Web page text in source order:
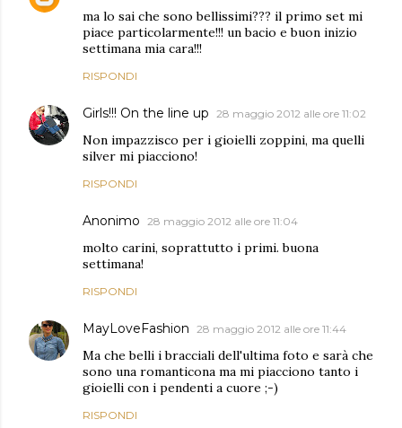
ma lo sai che sono bellissimi??? il primo set mi
piace particolarmente!!! un bacio e buon inizio
settimana mia cara!!!
RISPONDI
Girls!!! On the line up 28 maggio 2012 alle ore 11:02
Non impazzisco per i gioielli zoppini, ma quelli
silver mi piacciono!
RISPONDI
Anonimo 28 maggio 2012 alle ore 11:04
molto carini, soprattutto i primi. buona
settimana!
RISPONDI
MayLoveFashion 28 maggio 2012 alle ore 11:44
Ma che belli i bracciali dell'ultima foto e sarà che
sono una romanticona ma mi piacciono tanto i
gioielli con i pendenti a cuore ;-)
RISPONDI